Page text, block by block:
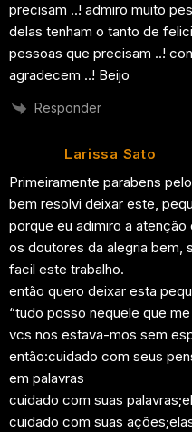
precisam ..! admiro muito
delas tenham o tanto de
pessoas que precisam ..!
agradecem ..! Beijo
Responder
Larissa Sato
Primeiramente parabens
bem resolvi deixar este,
porque eu adimiro a atenção
os doutores da alegria bem,
facil este trabalho.
então quero deixar esta
“tudo posso nequele que
vcs nos estava-mos sem
então:cuidado com seus
em palavras
cuidado com suas
cuidado com suas